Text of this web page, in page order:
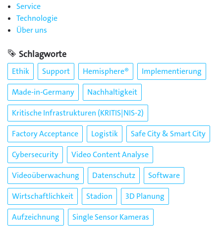
Service
Technologie
Über uns
Schlagworte
Ethik Support Hemisphere®
Implementierung
Made-in-Germany
Nachhaltigkeit
Kritische Infrastrukturen (KRITIS|NIS-2)
Factory Acceptance
Logistik
Safe City & Smart City
Cybersecurity
Video Content Analyse
Videoüberwachung
Datenschutz
Software
Wirtschaftlichkeit
Stadion
3D Planung
Aufzeichnung
Single Sensor Kameras